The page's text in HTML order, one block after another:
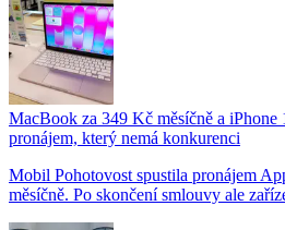
MacBook za 349 Kč měsíčně a iPhone
pronájem, který nemá konkurenci
Mobil Pohotovost spustila pronájem
měsíčně. Po skončení smlouvy ale